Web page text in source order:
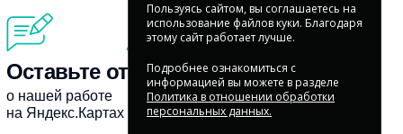
Пользуясь сайтом, вы соглашаетесь на
использование файлов куки. Благодаря
этому сайт работает лучше.
Подробнее ознакомиться с
информацией вы можете в разделе
Политика в отношении обработки
персональных данных.